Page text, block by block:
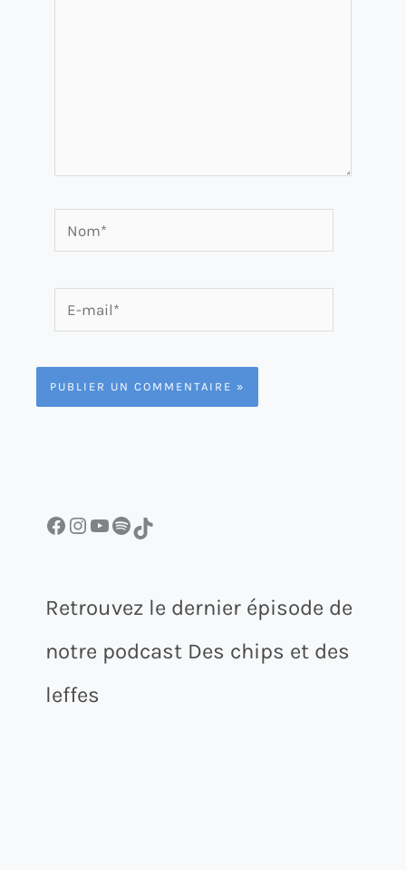
mail*
Facebook InstagramYouTube Spotify TikTok
Retrouvez le dernier épisode de
notre podcast Des chips et des
leffes